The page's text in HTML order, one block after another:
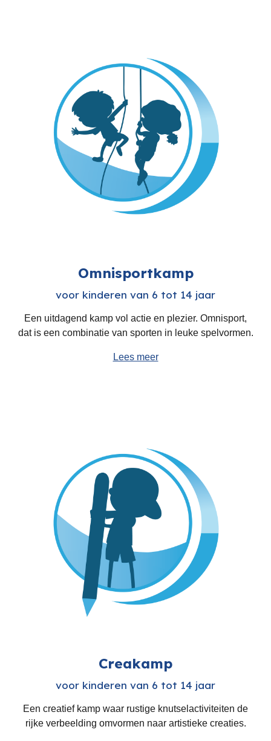
Omnisportkamp
voor kinderen van 6 tot 14 jaar
Een uitdagend kamp vol actie en plezier. Omnisport,
dat is een combinatie van sporten in leuke spelvormen.
Lees meer
Creakamp
voor kinderen van 6 tot 14 jaar
Een creatief kamp waar rustige knutselactiviteiten de
rijke verbeelding omvormen naar artistieke creaties.